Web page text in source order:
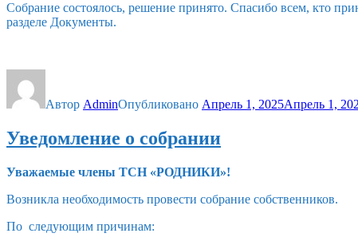
Собрание состоялось, решение принято. Спасибо всем, кто
разделе Документы.
Автор AdminОпубликовано Апрель 1, 2025Апрель 1,
Уведомление о собрании
Уважаемые члены ТСН «РОДНИКИ»!
Возникла необходимость провести собрание собственников.
По следующим причинам: